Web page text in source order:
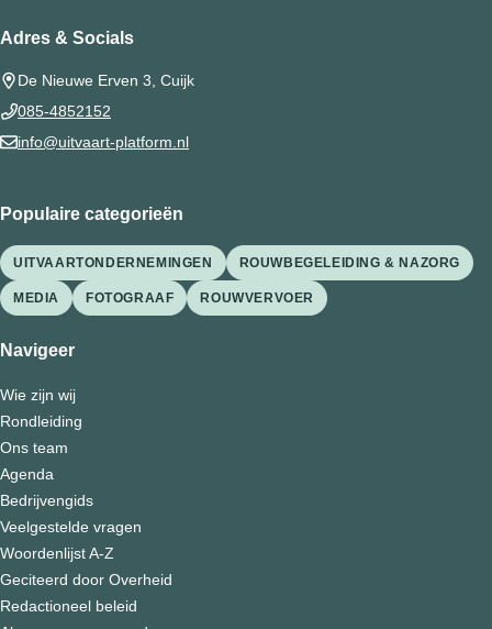
Adres & Socials
De Nieuwe Erven 3, Cuijk
085-4852152
info@uitvaart-platform.nl
Populaire categorieën
UITVAARTONDERNEMINGEN ROUWBEGELEIDING & NAZORG
MEDIA FOTOGRAAF ROUWVERVOER
Navigeer
Wie zijn wij
Rondleiding
Ons team
Agenda
Bedrijvengids
Veelgestelde vragen
Woordenlijst A-Z
Geciteerd door Overheid
Redactioneel beleid